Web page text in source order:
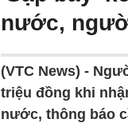
nước,
(VTC News) -
triệu đồng khi
nước, thông báo